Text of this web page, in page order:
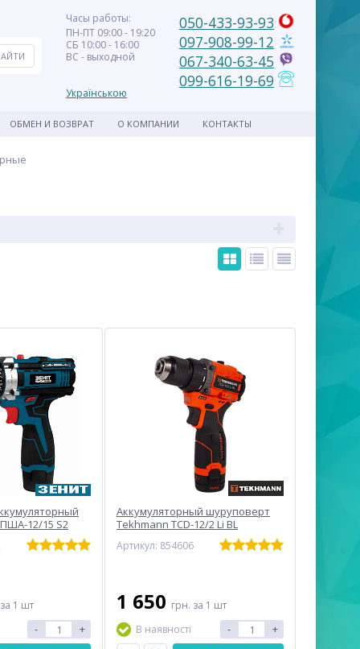
Часы работы:
ПН-ПТ 09:00 - 19:20
СБ 10:00 - 16:00
ВС - выходной
Українською
050-433-93-93
097-908-99-12
067-340-63-45
099-616-19-69
ОБМЕН И ВОЗВРАТ О КОМПАНИИ КОНТАКТЫ
12/15 S2
за 1 шт
- +
Аккумуляторный шуруповерт
Tekhmann TCD-12/2 Li BL
Артикул: 854606
1 650 грн. за 1 шт
В наявності
- +